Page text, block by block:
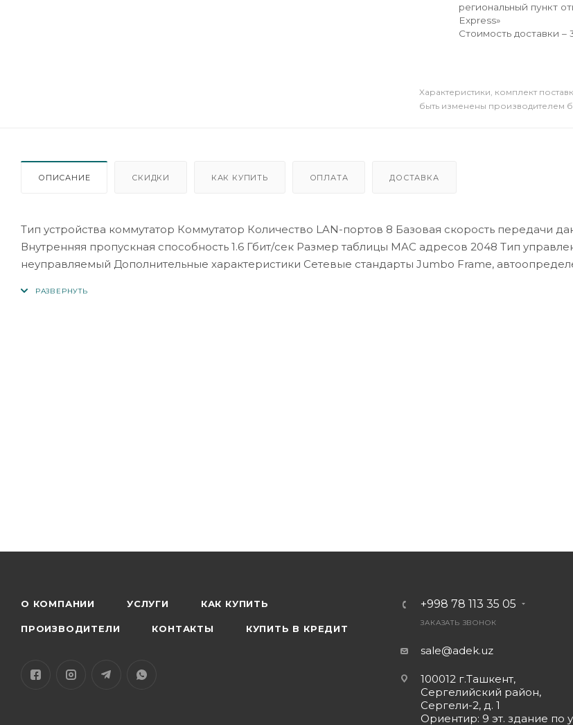
региональный пункт
Express»
Стоимость доставки –
Xарактеристики, комплект
быть изменены производителем
ОПИСАНИЕ СКИДКИ КАК КУПИТЬ ОПЛАТА ДОСТАВКА
Тип устройства коммутатор Коммутатор Количество LAN-портов 8 Базовая скорость передачи
Внутренняя пропускная способность 1.6 Гбит/сек Размер таблицы MAC адресов 2048 Тип
неуправляемый Дополнительные характеристики Сетевые стандарты Jumbo Frame,
О КОМПАНИИ УСЛУГИ КАК КУПИТЬ
ПРОИЗВОДИТЕЛИ КОНТАКТЫ КУПИТЬ В КРЕДИТ
+998 78 113 35 05
ЗАКАЗАТЬ ЗВОНОК
sale@adek.uz
100012 г.Ташкент,
Сергелийский район,
Сергели-2, д. 1
Ориентир: 9 эт. здание по